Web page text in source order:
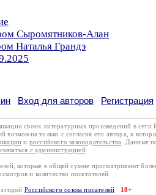
Сыромятников-Алан
Наталья Грандэ
Вход для авторов Регистрация
своих литературных произведений в
возможна только с согласия его автора, к
и российского законодательства . Данные
связаться с администрацией.
которые в общей сумме просматривают
и количество посетителей.
Российского союза писателей 18+